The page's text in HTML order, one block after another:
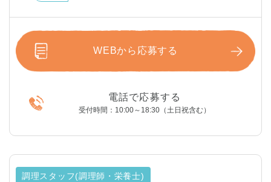
WEBから応募する
電話で応募する
受付時間：10:00～18:30（土日祝含む）
調理スタッフ(調理師・栄養士)